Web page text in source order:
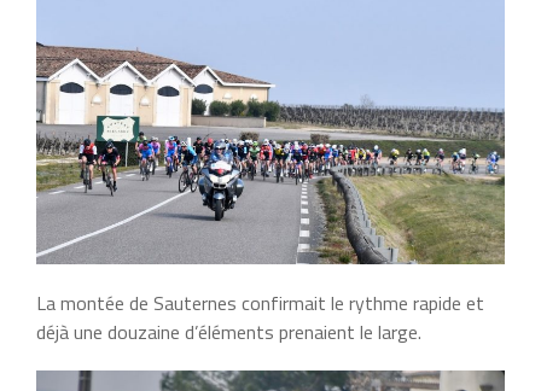
La montée de Sauternes confirmait le rythme rapide et
déjà une douzaine d’éléments prenaient le large.